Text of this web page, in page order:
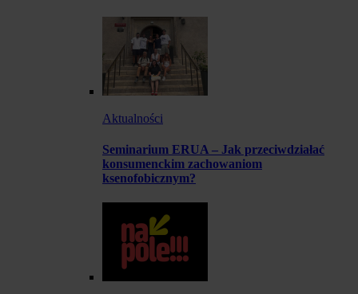
Aktualności
Seminarium ERUA – Jak przeciwdziałać
konsumenckim zachowaniom
ksenofobicznym?